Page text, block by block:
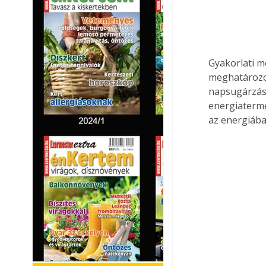
Gyakorlati
az